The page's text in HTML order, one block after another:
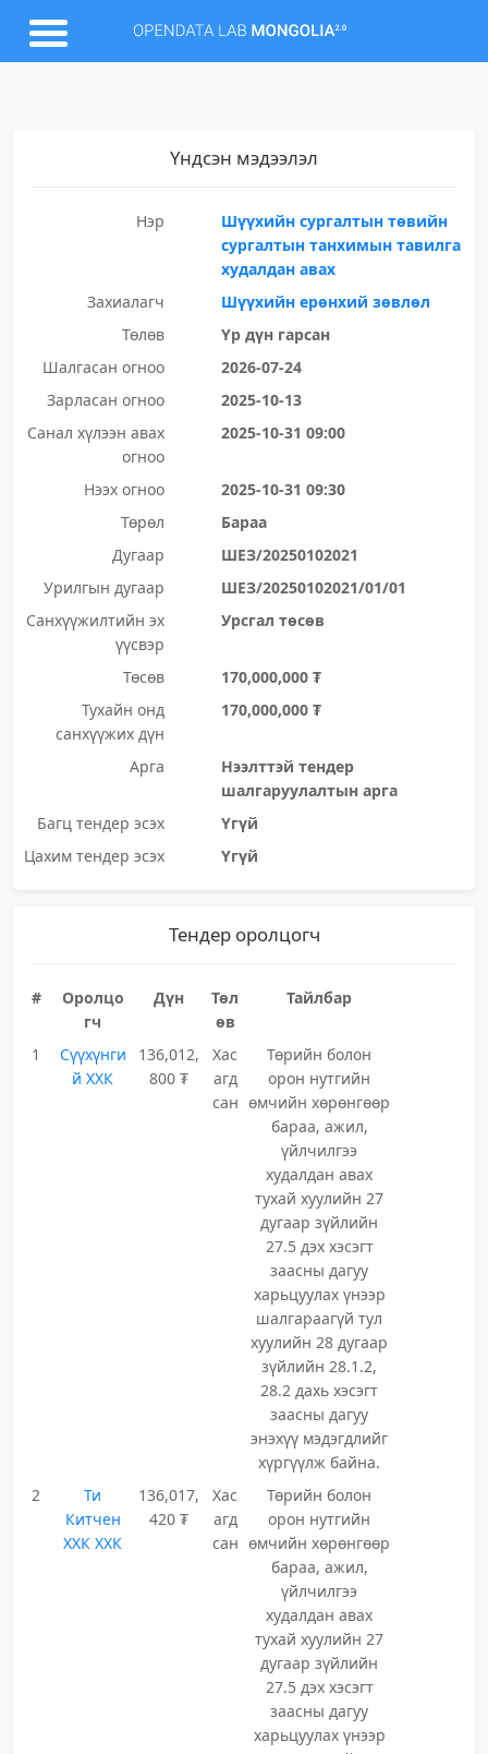
Үндсэн мэдээлэл
Нэр
Шүүхийн сургалтын төвийн
сургалтын танхимын тавилга
худалдан авах
Захиалагч
Шүүхийн ерөнхий зөвлөл
Төлөв
Үр дүн гарсан
Шалгасан огноо
2026-07-24
Зарласан огноо
2025-10-13
Санал хүлээн авах
огноо
2025-10-31 09:00
Нээх огноо
2025-10-31 09:30
Төрөл
Бараа
Дугаар
ШЕЗ/20250102021
Урилгын дугаар
ШЕЗ/20250102021/01/01
Санхүүжилтийн эх
үүсвэр
Урсгал төсөв
Төсөв
170,000,000 ₮
Тухайн онд
санхүүжих дүн
170,000,000 ₮
Арга
Нээлттэй тендер
шалгаруулалтын арга
Багц тендер эсэх
Үгүй
Цахим тендер эсэх
Үгүй
Тендер оролцогч
#
Оролцо
гч
Дүн
Төл
өв
Тайлбар
1
Сүүхүнги
й ХХК
136,012,
800 ₮
Хас
агд
сан
Төрийн болон
орон нутгийн
өмчийн хөрөнгөөр
бараа, ажил,
үйлчилгээ
худалдан авах
тухай хуулийн 27
дугаар зүйлийн
27.5 дэх хэсэгт
заасны дагуу
харьцуулах үнээр
шалгараагүй тул
хуулийн 28 дугаар
зүйлийн 28.1.2,
28.2 дахь хэсэгт
заасны дагуу
энэхүү мэдэгдлийг
хүргүүлж байна.
2
Ти
Китчен
ХХК ХХК
136,017,
420 ₮
Хас
агд
сан
Төрийн болон
орон нутгийн
өмчийн хөрөнгөөр
бараа, ажил,
үйлчилгээ
худалдан авах
тухай хуулийн 27
дугаар зүйлийн
27.5 дэх хэсэгт
заасны дагуу
харьцуулах үнээр